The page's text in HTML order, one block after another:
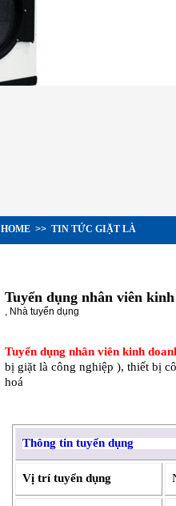
HOME >> TIN TỨC GIẶT LÀ
Tuyển dụng nhân viên
, Nhà tuyển dụng
Tuyển dụng nhân viên kinh
bị giặt là công nghiệp ), thiết bị
hoá
Thông tin tuyển dụng
Vị trí tuyển dụng